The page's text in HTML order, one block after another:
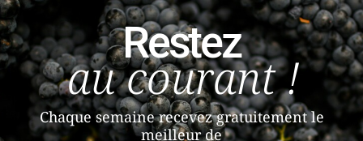
Restez
au courant !
Chaque semaine recevez gratuitement le
meilleur de